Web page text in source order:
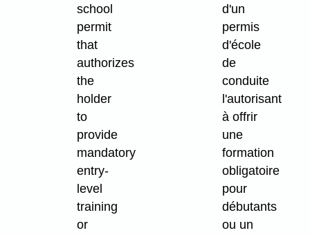
school
permit
that
authorizes
the
holder
to
provide
mandatory
entry-
level
training
or
d'un
permis
d'école
de
conduite
l'autorisant
à offrir
une
formation
obligatoire
pour
débutants
ou un